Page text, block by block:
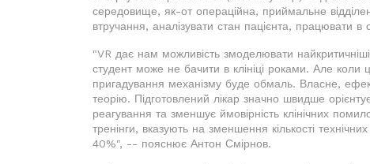
середовище, як-от операційна, приймальне
втручання, аналізувати стан пацієнта, працювати в
"VR дає нам можливість змоделювати
студент може не бачити в клініці роками. Але коли
пригадування механізму буде обмаль. Власне,
теорію. Підготовлений лікар значно швидше
реагування та зменшує ймовірність клінічних
тренінги, вказують на зменшення кількості
40%", -- пояснює Антон Смірнов.